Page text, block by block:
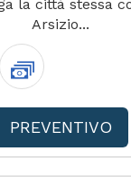
la città stessa
Arsizio...
PREVENTIVO